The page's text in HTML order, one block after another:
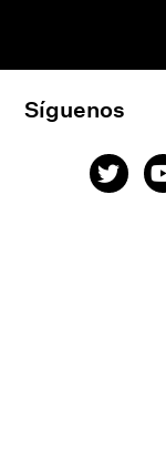
Síguenos